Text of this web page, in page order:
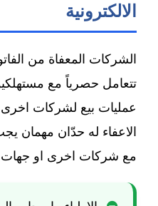
الالكترونية
الشركات المعفاة من
عمليات بيع لشركات
الاعفاء له حدّان مهمان
مع شركات اخرى او جهات